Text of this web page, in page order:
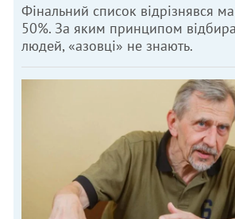
Фінальний список відрізнявся
50%. За яким принципом
людей, «азовці» не знають.